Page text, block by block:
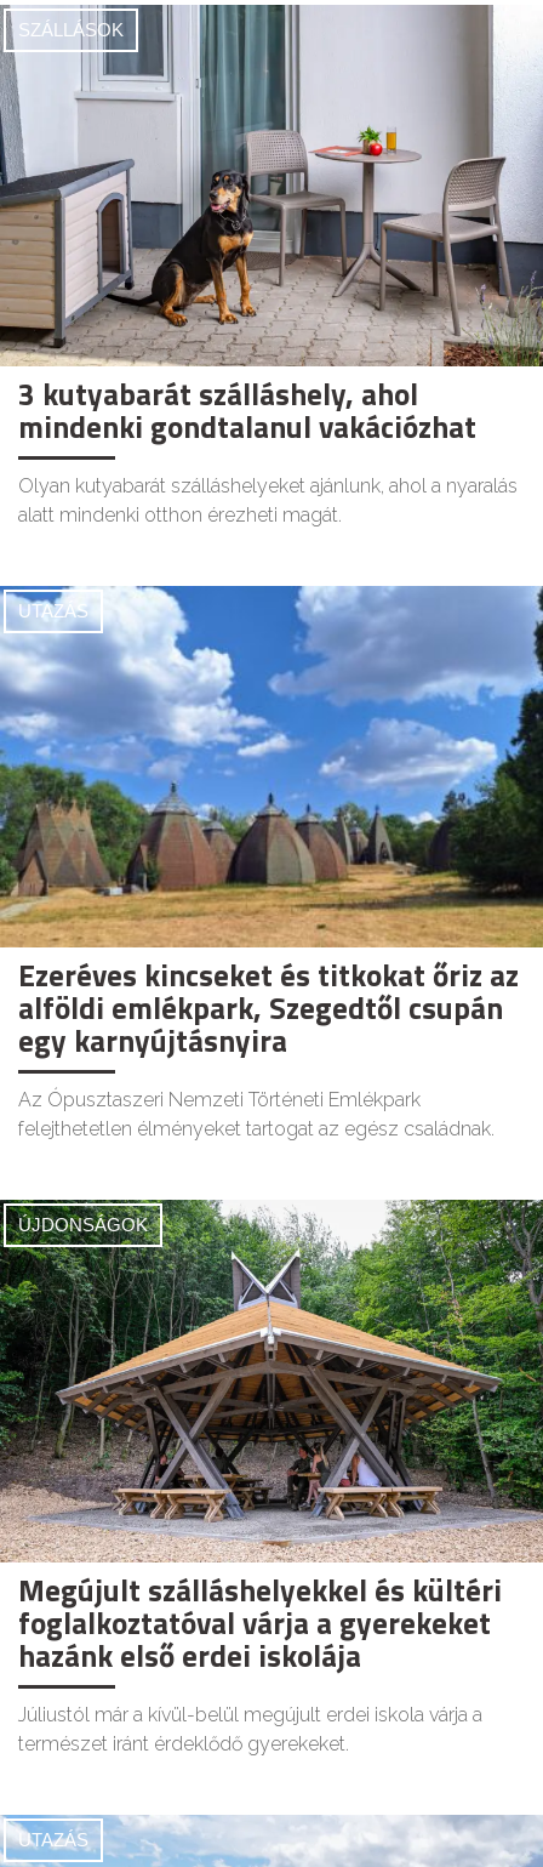
SZÁLLÁSOK
3 kutyabarát szálláshely, ahol
mindenki gondtalanul vakációzhat
Olyan kutyabarát szálláshelyeket ajánlunk, ahol a nyaralás
alatt mindenki otthon érezheti magát.
UTAZÁS
Ezeréves kincseket és titkokat őriz az
alföldi emlékpark, Szegedtől csupán
egy karnyújtásnyira
Az Ópusztaszeri Nemzeti Történeti Emlékpark
felejthetetlen élményeket tartogat az egész családnak.
ÚJDONSÁGOK
Megújult szálláshelyekkel és kültéri
foglalkoztatóval várja a gyerekeket
hazánk első erdei iskolája
Júliustól már a kívül-belül megújult erdei iskola várja a
természet iránt érdeklődő gyerekeket.
UTAZÁS